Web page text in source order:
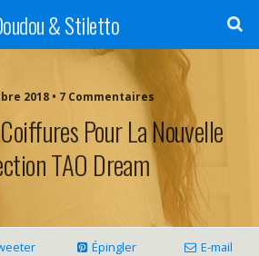
& Stiletto
2018 • 7 Commentaires
Pour La Nouvelle
TAO Dream
Épingler E-mail